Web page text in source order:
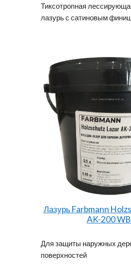
Тиксотропная
лазурь с сатиновым
Лазурь Farbmann
AK-200 WB
Для защиты наружных
поверхностей